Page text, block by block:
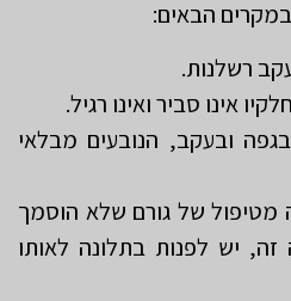
הבאים:
רשלנות.
אינו סביר ואינו רגיל.
ובעקב, הנובעים מבלאי
מטיפול של גורם שלא הוסמך
יש לפנות בתלונה לאותו